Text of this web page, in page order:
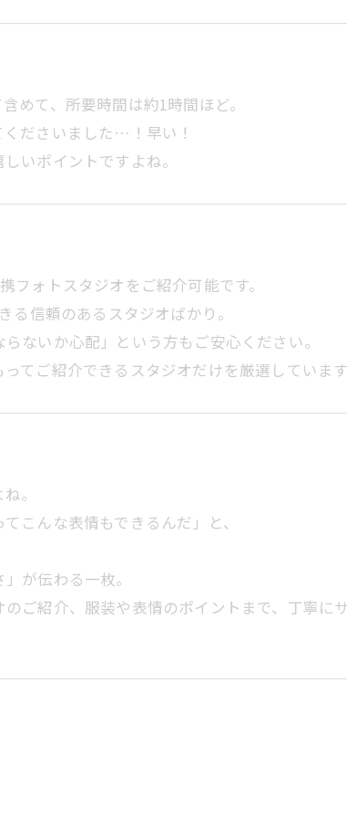
めて、所要時間は約1時間ほど。
ださいました…！早い！
いポイントですよね。
ォトスタジオをご紹介可能です。
信頼のあるスタジオばかり。
ないか心配」という方もご安心ください。
てご紹介できるスタジオだけを厳選していま
。
こんな表情もできるんだ」と、
が伝わる一枚。
ご紹介、服装や表情のポイントまで、丁寧に